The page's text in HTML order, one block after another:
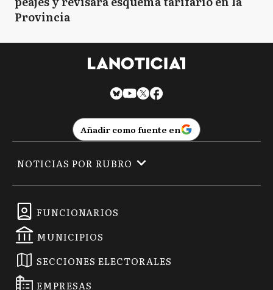
Provincia
Añadir como fuente en
FUNCIONARIOS
MUNICIPIOS
SECCIONES ELECTORALES
EMPRESAS
NOTICIAS POR RUBRO